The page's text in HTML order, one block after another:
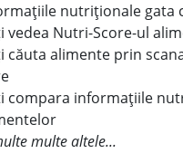
nutriționale gata
vedea Nutri-Score-ul
căuta alimente prin
compara informațiile
multe altele...